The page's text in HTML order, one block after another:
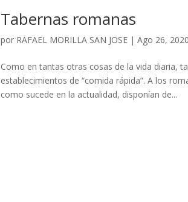
Tabernas romanas
por RAFAEL MORILLA SAN JOSE |Ago 26, 2020
Como en tantas otras cosas de la vida diaria,
establecimientos de “comida rápida”. A los
como sucede en la actualidad, disponían de...